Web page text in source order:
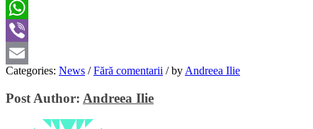
Twitter
WhatsApp
Viber
Email
Categories: News / Fără comentarii /by Andreea Ilie
Post Author: Andreea Ilie